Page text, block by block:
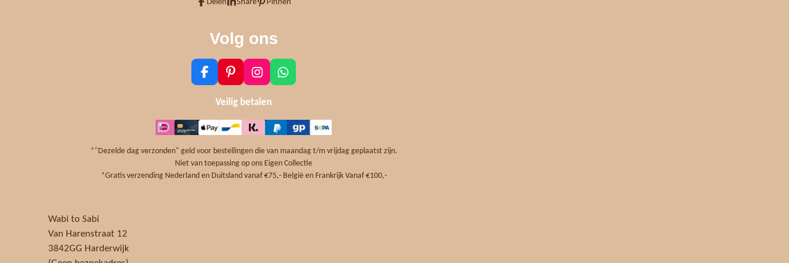
Delen Share Pinnen
Volg ons
F
a
b
o
o
k
P
i
n
e
r
e
s
t
I
n
s
g
r
m
W
h
A
p
p
Veilig betalen
*"Dezelde dag verzonden" geld voor bestellingen die van maandag t/m vrijdag geplaatst zijn.
Niet van toepassing op ons Eigen Collectie
*Gratis verzending Nederland en Duitsland vanaf €75,- België en Frankrijk Vanaf €100,-
Wabi to Sabi
Van Harenstraat 12
3842GG Harderwijk